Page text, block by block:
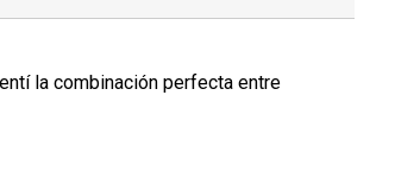
la combinación perfecta entre